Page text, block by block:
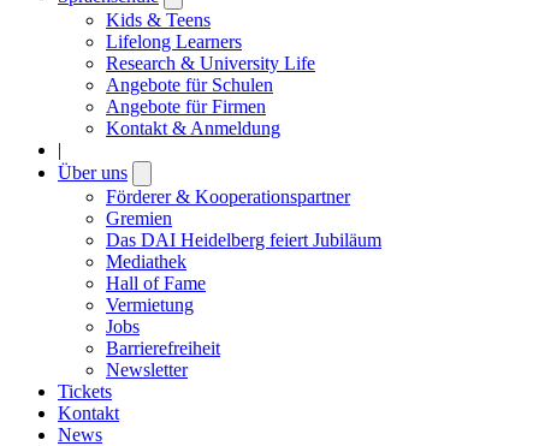
submenu
Kids & Teens
Lifelong Learners
Research & University Life
Angebote für Schulen
Angebote für Firmen
Kontakt & Anmeldung
|
Über uns
submenu
Förderer & Kooperationspartner
Gremien
Das DAI Heidelberg feiert Jubiläum
Mediathek
Hall of Fame
Vermietung
Jobs
Barrierefreiheit
Newsletter
Tickets
Kontakt
News